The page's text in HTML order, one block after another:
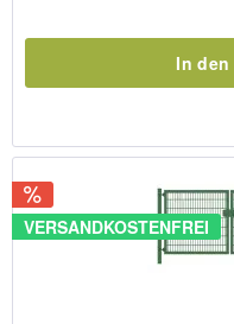
In den
VERSANDKOSTENFREI